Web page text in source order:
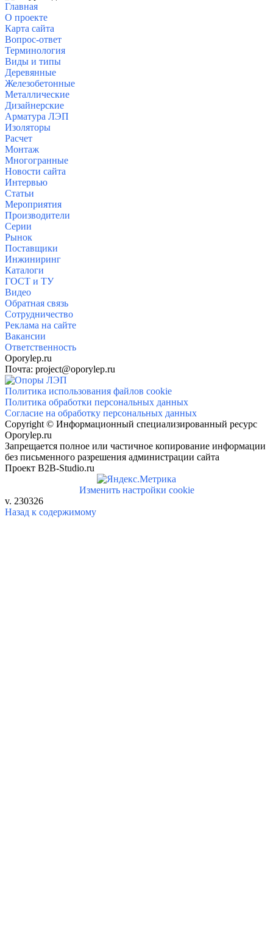
Главная
О проекте
Карта сайта
Вопрос-ответ
Терминология
Виды и типы
Деревянные
Железобетонные
Металлические
Дизайнерские
Арматура ЛЭП
Изоляторы
Расчет
Монтаж
Многогранные
Новости сайта
Интервью
Статьи
Мероприятия
Производители
Серии
Рынок
Поставщики
Инжиниринг
Каталоги
ГОСТ и ТУ
Видео
Обратная связь
Сотрудничество
Реклама на сайте
Вакансии
Ответственность
Oporylep.ru
Почта: project@oporylep.ru
Политика использования файлов cookie
Политика обработки персональных данных
Согласие на обработку персональных данных
Copyright © Информационный специализированный ресурс
Oporylep.ru
Запрещается полное или частичное копирование информации
без письменного разрешения администрации сайта
Проект B2B-Studio.ru
Изменить настройки cookie
v. 230326
Назад к содержимому